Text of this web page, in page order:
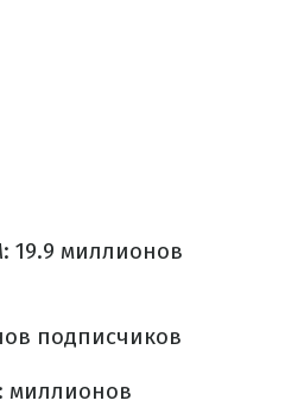
19.9 миллионов
подписчиков
миллионов